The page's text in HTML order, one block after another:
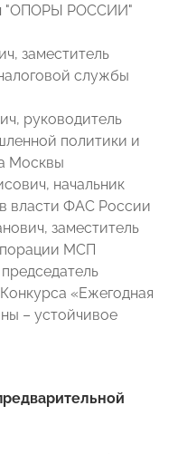
"ОПОРЫ РОССИИ"
заместитель
службы
руководитель
политики и
Москвы
начальник
власти ФАС России
заместитель
МСП
«Ежегодная
– устойчивое